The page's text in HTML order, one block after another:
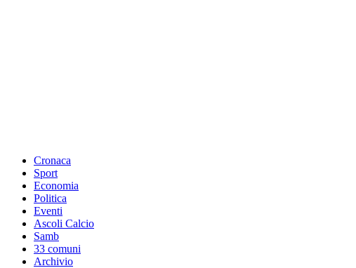
Cronaca
Sport
Economia
Politica
Eventi
Ascoli Calcio
Samb
33 comuni
Archivio